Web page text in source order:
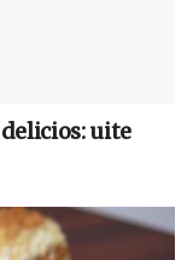
uite